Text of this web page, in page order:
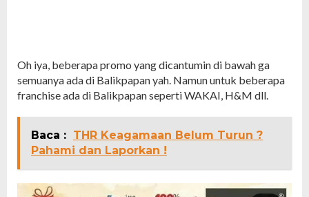
Oh iya, beberapa promo yang dicantumin di bawah ga
semuanya ada di Balikpapan yah. Namun untuk beberapa
franchise ada di Balikpapan seperti WAKAI, H&M dll.
Baca : THR Keagamaan Belum Turun ?
Pahami dan Laporkan !